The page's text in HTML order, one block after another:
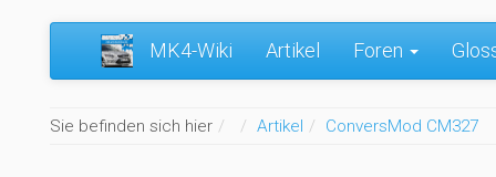
MK4-Wiki Artikel Foren
Sie befinden sich hier Home
Artikel ConversMod CM327